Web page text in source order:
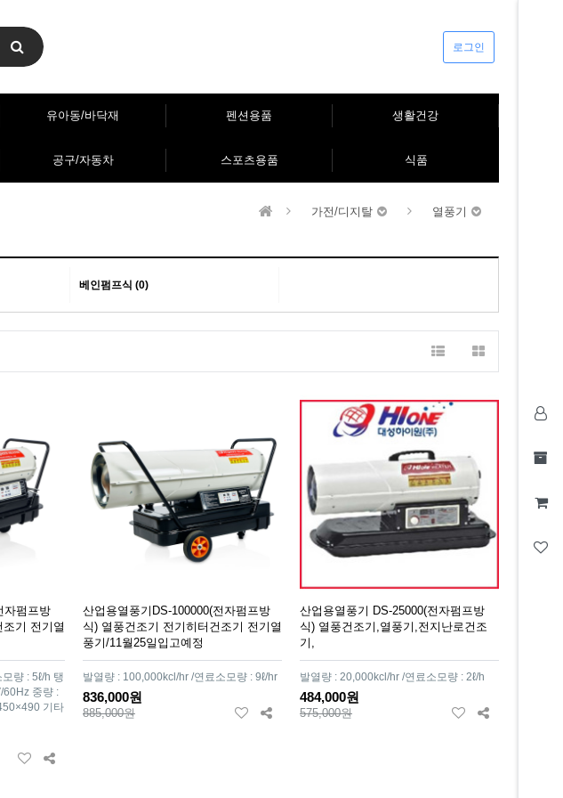
로그인
유아동/바닥재 펜션용품 생활건강
공구/자동차 스포츠용품 식품
가전/디지탈 열풍기
베인펌프식 (0)
자펌프방
기 전기열
량 : 5ℓ/h 탱
60Hz 중량 :
기타
산업용열풍기DS-100000(전자펌프방
식) 열풍건조기 전기히터건조기 전기열
풍기/11월25일입고예정
발열량 : 100,000kcl/hr /연료소모량 : 9ℓ/hr
836,000원
885,000원
산업용열풍기 DS-25000(전자펌프방
식) 열풍건조기,열풍기,전지난로건조
기,
발열량 : 20,000kcl/hr /연료소모량 : 2ℓ/h
484,000원
575,000원